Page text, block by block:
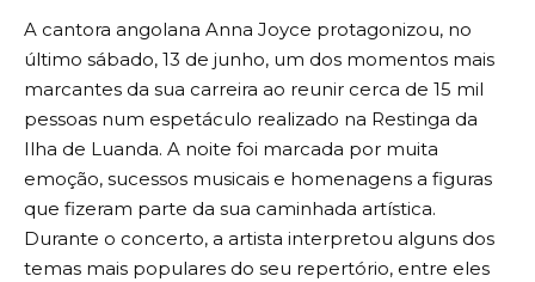
A cantora angolana Anna Joyce protagonizou, no
último sábado, 13 de junho, um dos momentos mais
marcantes da sua carreira ao reunir cerca de 15 mil
pessoas num espetáculo realizado na Restinga da
Ilha de Luanda. A noite foi marcada por muita
emoção, sucessos musicais e homenagens a figuras
que fizeram parte da sua caminhada artística.
Durante o concerto, a artista interpretou alguns dos
temas mais populares do seu repertório, entre eles